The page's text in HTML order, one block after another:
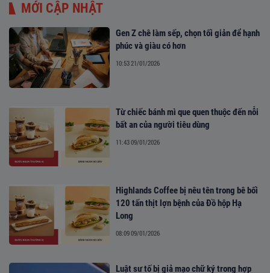
MỚI CẬP NHẬT
Gen Z chê làm sếp, chọn tối giản để hạnh
phúc và giàu có hơn
10:53 21/01/2026
Từ chiếc bánh mì que quen thuộc đến nỗi
bất an của người tiêu dùng
11:43 09/01/2026
Highlands Coffee bị nêu tên trong bê bối
120 tấn thịt lợn bệnh của Đồ hộp Hạ
Long
08:09 09/01/2026
Luật sư tố bị giả mạo chữ ký trong hợp